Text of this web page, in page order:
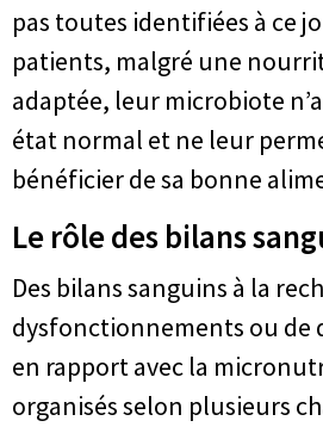
pas toutes identifiées à ce
patients, malgré une
adaptée, leur microbiote
état normal et ne leur
bénéficier de sa bonne
Le rôle des bilans
Des bilans sanguins à la
dysfonctionnements ou de
en rapport avec la
organisés selon plusieurs